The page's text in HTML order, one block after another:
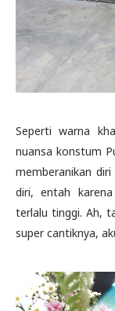
Seperti warna
nuansa konstum
memberanikan diri
diri, entah
terlalu tinggi. Ah,
super cantiknya,